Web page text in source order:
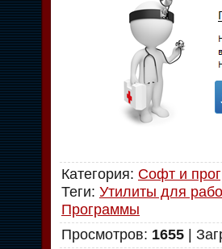
Категория: Софт и
Теги: Утилиты для
Программы
Просмотров: 1655 |